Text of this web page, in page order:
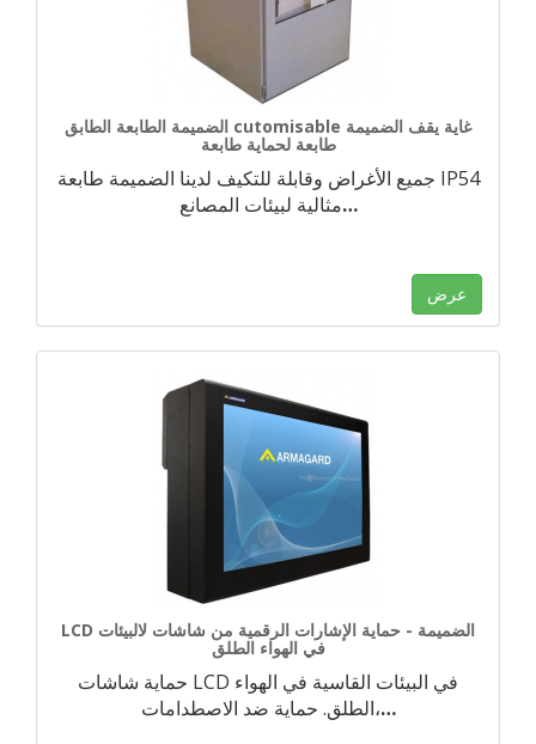
الضميمة الطابعة الطابق cutomisable غاية يقف الضميمة
طابعة لحماية طابعة
جميع الأغراض وقابلة للتكيف لدينا الضميمة طابعة IP54
مثالية لبيئات المصانع…
عرض
LCD الضميمة - حماية الإشارات الرقمية من شاشات لالبيئات
في الهواء الطلق
حماية شاشات LCD في البيئات القاسية في الهواء
الطلق. حماية ضد الاصطدامات،…